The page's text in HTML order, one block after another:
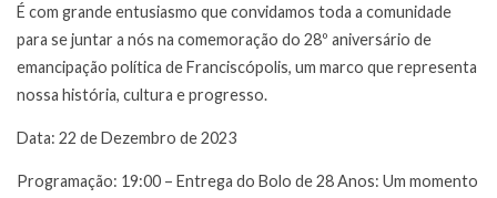
É com grande entusiasmo que convidamos toda a comunidade
para se juntar a nós na comemoração do 28º aniversário de
emancipação política de Franciscópolis, um marco que representa
nossa história, cultura e progresso.
Data: 22 de Dezembro de 2023
Programação: 19:00 – Entrega do Bolo de 28 Anos: Um momento